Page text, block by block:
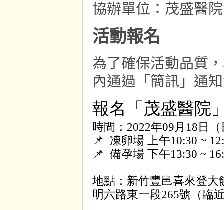
協辦單位：茂盛醫院
活動報名
為了確保活動品質
內通過「簡訊」通